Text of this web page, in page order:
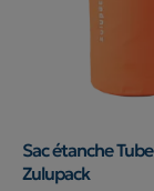
Sac étanche
Zulupack